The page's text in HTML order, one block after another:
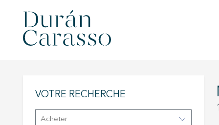
VOTRE RECHERCHE
Acheter